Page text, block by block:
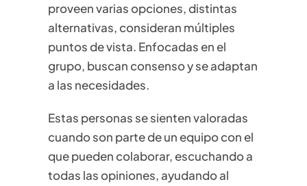
proveen varias opciones, distintas
alternativas, consideran múltiples
puntos de vista. Enfocadas en el
grupo, buscan consenso y se adaptan
a las necesidades.
Estas personas se sienten valoradas
cuando son parte de un equipo con el
que pueden colaborar, escuchando a
todas las opiniones, ayudando al